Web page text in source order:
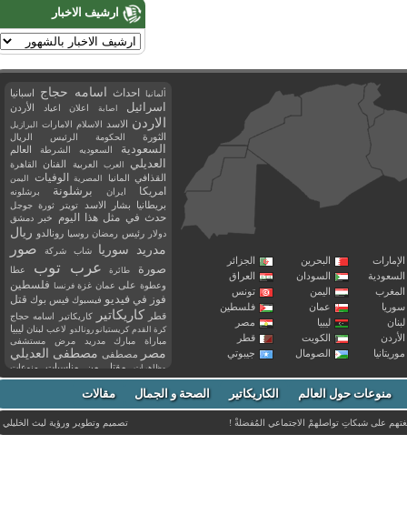
ارشيف الاخبار
البحرين
الجزائر
السودان
العراق
اليمن
تونس
عمان
فلسطين
ليبيا
مصر
الكويت
قطر
الصومال جيبوتي
ألمانيا احداث اسامه حجاج اسبانيا
اسرائيل اصابة اعلان اعياد الأردن
الاردن الاسد الاسلام الامارات البرازيل
الثورة الحكومة الرئيس الريال
السعودية السعوديه الشرطة العالم
العديلي العرب العربية الفنان القاهرة
القذافي المانيا المصرية الوفيات اليمن
امريكا ايران برشلونة برشلونه
بريطانيا بشار الاسد تويتر ثورة جوجل
حدث في مثل هذا اليوم خبر دمشق
دولار رئيس رمضان روسيا رونالدو ريال
مدريد
سوريا شاب شركة صور
صورة طائرة عرب توب
عطا
وعطوة على عمان غزة فرنسا فلسطين
فوز في فيديو فيسبوك فيس بوك قتل
قطر كاريكاتير كاريكاتير اسامه حجاج
كرة القدم كريستيانو رونالدو لاعب لبنان ليبيا
مباراة مبارك مدريد مرض مستشفى
مصر مصطفى مصطفى العديلي
مظاهرات مقتل من مناسبات
منوعات
مواليد
موت ميسي ميلان نادي نشر
وفاة وفيات يوتيوب منوعات حول العالم الكاريكاتير الصحة و الجمال مقالات
على شبكاتِ تواصلهمْ الاجتماعي المُفضلةْ ! تصميم وتطوير ورؤيةليث الخليلي